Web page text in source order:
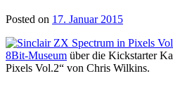
Posted on 17. Januar 2015
8Bit-Museum über die Kickstarter
Pixels Vol.2“ von Chris Wilkins.